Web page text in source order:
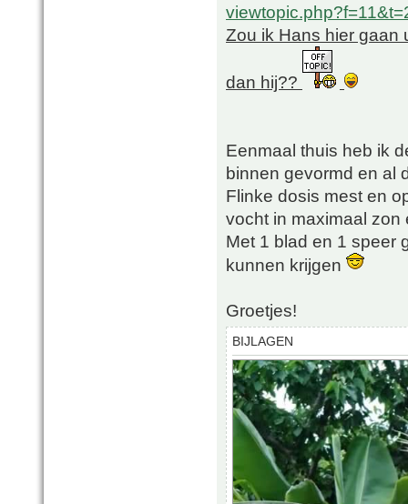
Zou ik Hans hier gaan
dan hij??
Eenmaal thuis heb ik
binnen gevormd en al
Flinke dosis mest en
vocht in maximaal zon
Met 1 blad en 1 speer
kunnen krijgen
Groetjes!
BIJLAGEN